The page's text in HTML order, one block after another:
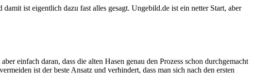
ist eigentlich dazu fast alles gesagt. Ungebild.de ist ein netter Start, aber
einfach daran, dass die alten Hasen genau den Prozess schon durchgemacht
ist der beste Ansatz und verhindert, dass man sich nach den ersten